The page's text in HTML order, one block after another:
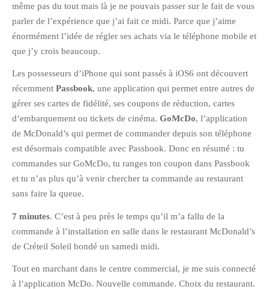
Culture
Ma Vie.com
Miaaam!
Pix&Music
Vendredi Cinéma
BLOGROLL
même pas du tout mais là je ne pouvais passer sur le fait de vous
parler de l’expérience que j’ai fait ce midi. Parce que j’aime
énormément l’idée de régler ses achats via le téléphone mobile et
que j’y crois beaucoup.
Les possesseurs d’iPhone qui sont passés à iOS6 ont découvert
récemment Passbook, une application qui permet entre autres de
gérer ses cartes de fidélité, ses coupons de réduction, cartes
d’embarquement ou tickets de cinéma. GoMcDo, l’application
de McDonald’s qui permet de commander depuis son téléphone
est désormais compatible avec Passbook. Donc en résumé : tu
commandes sur GoMcDo, tu ranges ton coupon dans Passbook
et tu n’as plus qu’à venir chercher ta commande au restaurant
sans faire la queue.
7 minutes. C’est à peu près le temps qu’il m’a fallu de la
commande à l’installation en salle dans le restaurant McDonald’s
de Créteil Soleil bondé un samedi midi.
Tout en marchant dans le centre commercial, je me suis connecté
à l’application McDo. Nouvelle commande. Choix du restaurant.